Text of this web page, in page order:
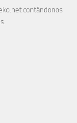
contándonos